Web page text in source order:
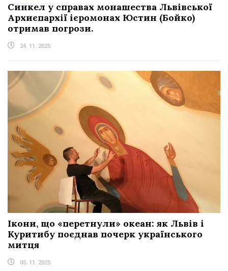
Синкел у справах монашества Львівської
Архиєпархії ієромонах Юстин (Бойко)
отримав погрози.
24. 11. 2025
Ікони, що «перетнули» океан: як Львів і
Куритибу поєднав почерк українського
митця
05. 11. 2025